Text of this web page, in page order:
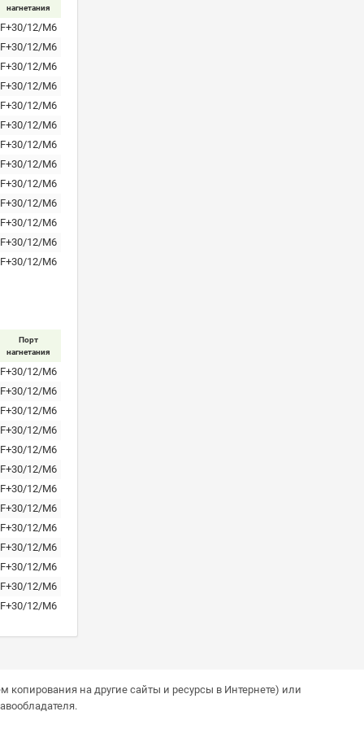
нагнетания
F+30/12/M6
F+30/12/M6
F+30/12/M6
F+30/12/M6
F+30/12/M6
F+30/12/M6
F+30/12/M6
F+30/12/M6
F+30/12/M6
F+30/12/M6
F+30/12/M6
F+30/12/M6
F+30/12/M6
Порт
нагнетания
F+30/12/M6
F+30/12/M6
F+30/12/M6
F+30/12/M6
F+30/12/M6
F+30/12/M6
F+30/12/M6
F+30/12/M6
F+30/12/M6
F+30/12/M6
F+30/12/M6
F+30/12/M6
F+30/12/M6
копирования на другие сайты и ресурсы в Интернете) или